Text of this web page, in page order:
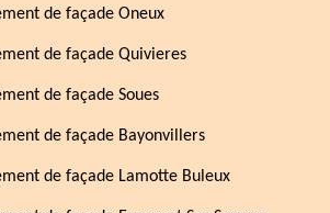
de façade Oneux
de façade Quivieres
de façade Soues
de façade Bayonvillers
de façade Lamotte Buleux